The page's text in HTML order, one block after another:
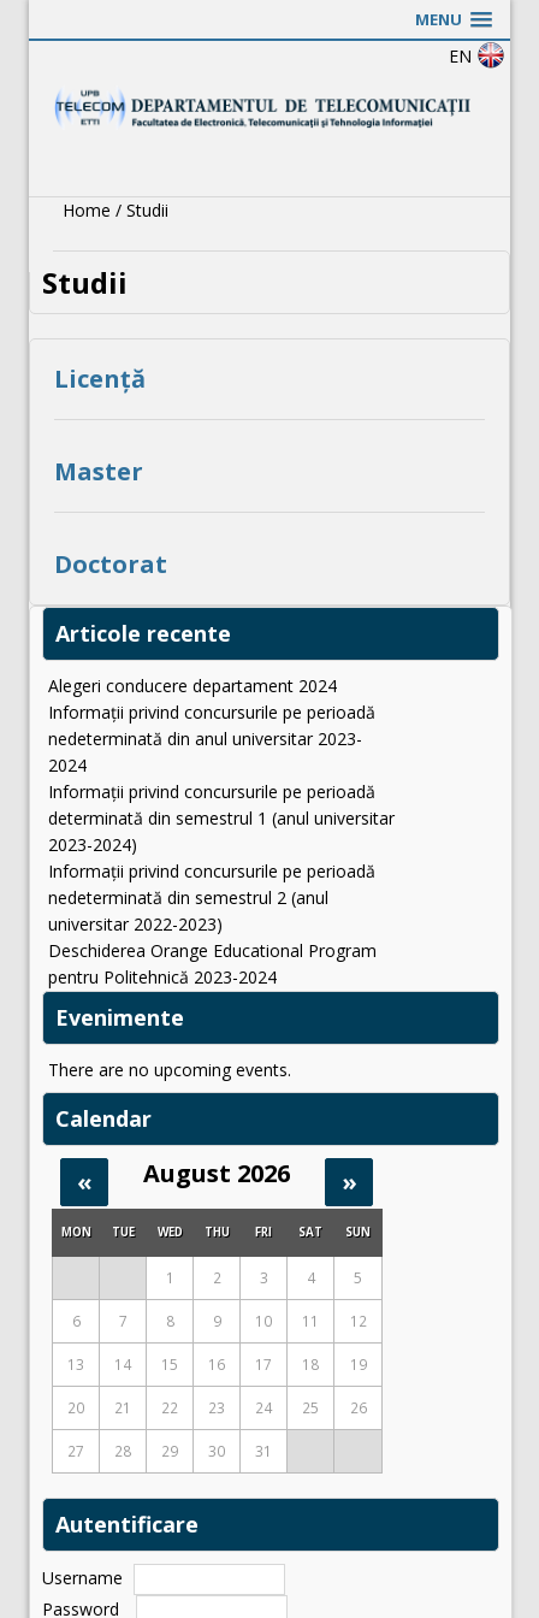
MENU
EN
Home / Studii
Studii
Licență
Master
Doctorat
Articole recente
Alegeri conducere departament 2024
Informații privind concursurile pe perioadă
nedeterminată din anul universitar 2023-
2024
Informații privind concursurile pe perioadă
determinată din semestrul 1 (anul universitar
2023-2024)
Informații privind concursurile pe perioadă
nedeterminată din semestrul 2 (anul
universitar 2022-2023)
Deschiderea Orange Educational Program
pentru Politehnică 2023-2024
Evenimente
There are no upcoming events.
Calendar
« August 2026 »
MON TUE WED THU FRI SAT SUN
1 2 3 4 5
6 7 8 9 10 11 12
13 14 15 16 17 18 19
20 21 22 23 24 25 26
27 28 29 30 31
Autentificare
Username
Password